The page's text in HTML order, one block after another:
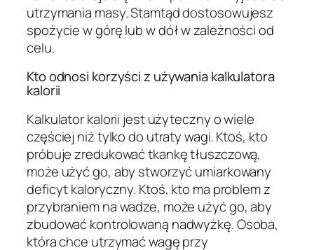
utrzymania masy. Stamtąd dostosowujesz
spożycie w górę lub w dół w zależności od
celu.
Kto odnosi korzyści z używania kalkulatora
kalorii
Kalkulator kalorii jest użyteczny o wiele
częściej niż tylko do utraty wagi. Ktoś, kto
próbuje zredukować tkankę tłuszczową,
może użyć go, aby stworzyć umiarkowany
deficyt kaloryczny. Ktoś, kto ma problem z
przybraniem na wadze, może użyć go, aby
zbudować kontrolowaną nadwyżkę. Osoba,
która chce utrzymać wagę przy